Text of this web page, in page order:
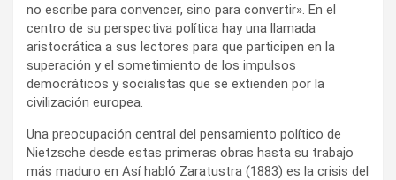
no escribe para convencer, sino para convertir». En el
centro de su perspectiva política hay una llamada
aristocrática a sus lectores para que participen en la
superación y el sometimiento de los impulsos
democráticos y socialistas que se extienden por la
civilización europea.
Una preocupación central del pensamiento político de
Nietzsche desde estas primeras obras hasta su trabajo
más maduro en Así habló Zaratustra (1883) es la crisis del